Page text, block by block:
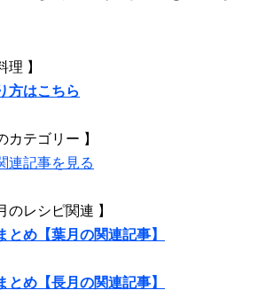
理 】
方はこちら
カテゴリー 】
連記事を見る
のレシピ関連 】
とめ【葉月の関連記事】
とめ【長月の関連記事】